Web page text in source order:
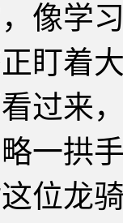
像学
盯着
来，
一拱
位龙